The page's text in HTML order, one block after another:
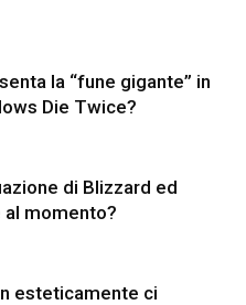
la “fune gigante” in
Die Twice?
di Blizzard ed
momento?
esteticamente ci